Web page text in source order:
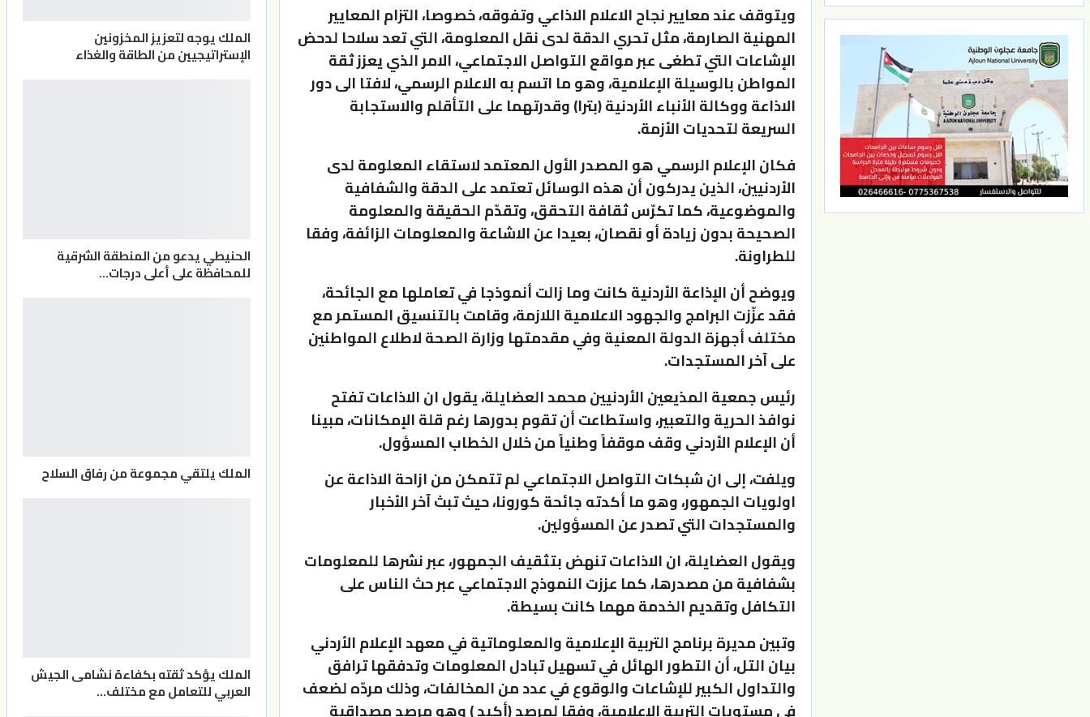
ويتوقف عند معايير نجاح الاعلام الاذاعي وتفوقه، خصوصا، التزام المعايير
المهنية الصارمة، مثل تحري الدقة لدى نقل المعلومة، التي تعد سلاحا لدحض
الإشاعات التي تطغى عبر مواقع التواصل الاجتماعي، الامر الذي يعزز ثقة
المواطن بالوسيلة الإعلامية، وهو ما اتسم به الاعلام الرسمي، لافتا الى دور
الاذاعة ووكالة الأنباء الأردنية (بترا) وقدرتهما على التأقلم والاستجابة
السريعة لتحديات الأزمة.
فكان الإعلام الرسمي هو المصدر الأول المعتمد لاستقاء المعلومة لدى
الأردنيين، الذين يدركون أن هذه الوسائل تعتمد على الدقة والشفافية
والموضوعية، كما تكرّس ثقافة التحقق، وتقدّم الحقيقة والمعلومة
الصحيحة بدون زيادة أو نقصان، بعيدا عن الاشاعة والمعلومات الزائفة، وفقا
للطراونة.
ويوضح أن الإذاعة الأردنية كانت وما زالت أنموذجا في تعاملها مع الجائحة،
فقد عزّزت البرامج والجهود الاعلامية اللازمة، وقامت بالتنسيق المستمر مع
مختلف أجهزة الدولة المعنية وفي مقدمتها وزارة الصحة لاطلاع المواطنين
على آخر المستجدات.
رئيس جمعية المذيعين الأردنيين محمد العضايلة، يقول ان الاذاعات تفتح
نوافذ الحرية والتعبير، واستطاعت أن تقوم بدورها رغم قلة الإمكانات، مبينا
أن الإعلام الأردني وقف موقفاً وطنياً من خلال الخطاب المسؤول.
ويلفت، إلى ان شبكات التواصل الاجتماعي لم تتمكن من ازاحة الاذاعة عن
اولويات الجمهور، وهو ما أكدته جائحة كورونا، حيث تبث آخر الأخبار
والمستجدات التي تصدر عن المسؤولين.
ويقول العضايلة، ان الاذاعات تنهض بتثقيف الجمهور، عبر نشرها للمعلومات
بشفافية من مصدرها، كما عززت النموذج الاجتماعي عبر حث الناس على
التكافل وتقديم الخدمة مهما كانت بسيطة.
وتبين مديرة برنامج التربية الإعلامية والمعلوماتية في معهد الإعلام الأردني
بيان التل، أن التطور الهائل في تسهيل تبادل المعلومات وتدفقها ترافق
والتداول الكبير للإشاعات والوقوع في عدد من المخالفات، وذلك مردّه لضعف
في مستويات التربية الإعلامية، وفقا لمرصد (أكيد ) وهو مرصد مصداقية
الملك يوجه لتعزيز المخزونين
الإستراتيجيين من الطاقة والغذاء
الحنيطي يدعو من المنطقة الشرقية
للمحافظة على أعلى درجات…
الملك يلتقي مجموعة من رفاق السلاح
الملك يؤكد ثقته بكفاءة نشامى الجيش
العربي للتعامل مع مختلف…